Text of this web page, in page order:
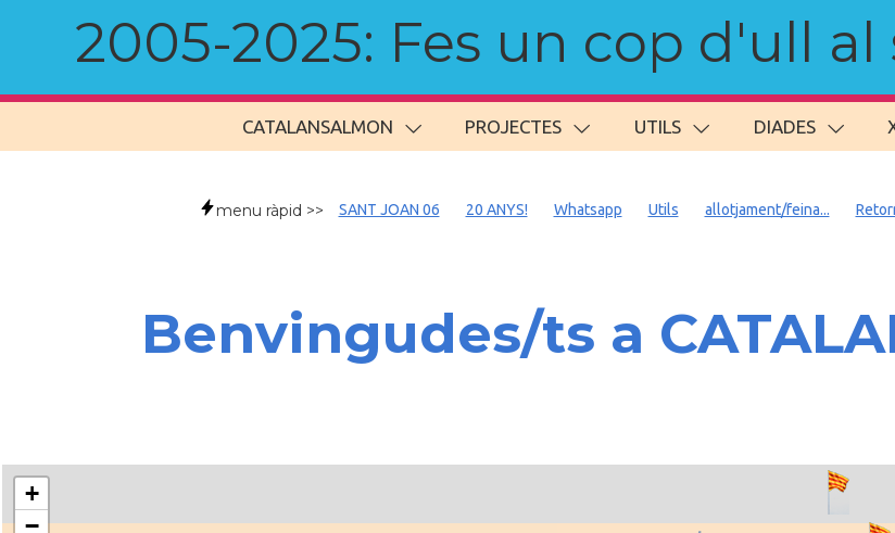
2005-2025: Fes un cop d'ull al
CATALANSALMON PROJECTES UTILS DIADES
menu ràpid >> SANT JOAN 06 20 ANYS! Whatsapp Utils allotjament/feina...
Benvingudes/ts a
+
−